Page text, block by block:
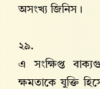
অসংখ্য জিনিস।
২৯.
এ সংক্ষিপ্ত
ক্ষমতাকে যুক্তি